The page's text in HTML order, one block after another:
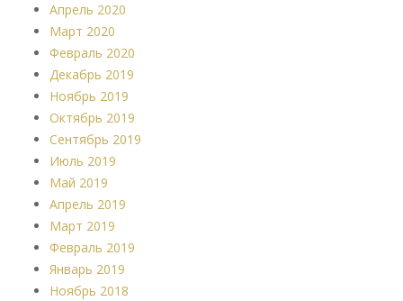
Апрель 2020
Март 2020
Февраль 2020
Декабрь 2019
Ноябрь 2019
Октябрь 2019
Сентябрь 2019
Июль 2019
Май 2019
Апрель 2019
Март 2019
Февраль 2019
Январь 2019
Ноябрь 2018